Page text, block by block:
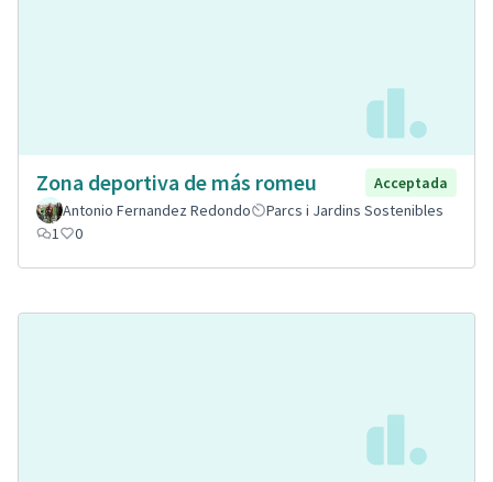
Zona deportiva de más romeu
Acceptada
Antonio Fernandez Redondo
Parcs i Jardins Sostenibles
1
0